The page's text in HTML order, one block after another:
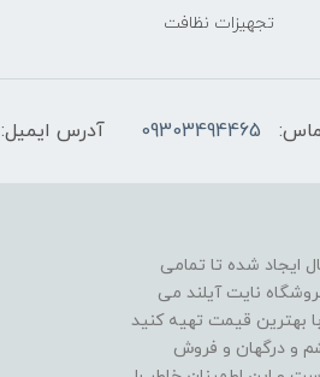
تجهیزات نظافت
09303494465 آدرس ایمیل:
ایجاد شده تا تمامی
نایت آیلند می
بهترین قیمت تهیه کنید
جزیره ی قشم و درگهان و فروش